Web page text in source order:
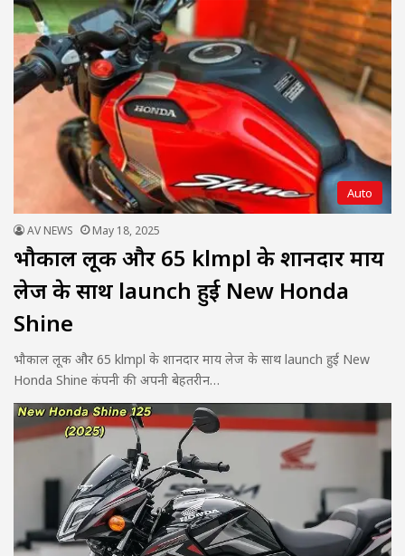
Auto
AV NEWS May 18, 2025
भौकाल लूक और 65 klmpl के शानदार माय
लेज के साथ launch हुई New Honda
Shine
भौकाल लूक और 65 klmpl के शानदार माय लेज के साथ launch हुई New
Honda Shine कंपनी की अपनी बेहतरीन…